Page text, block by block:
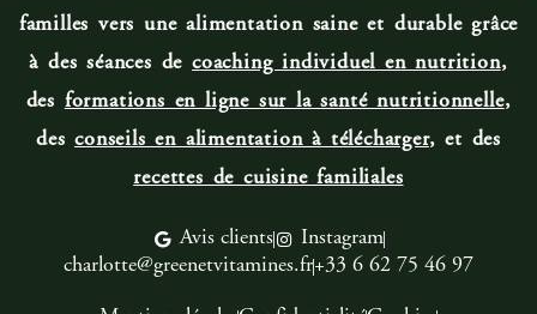
familles vers une alimentation saine et durable grâce
à des séances decoaching individuel en nutrition,
des formations en ligne sur la santé nutritionnelle,
desconseils en alimentation à télécharger, et des
recettes de cuisine familiales
Avis clients
Instagram
charlotte@greenetvitamines.fr+33 6 62 75 46 97